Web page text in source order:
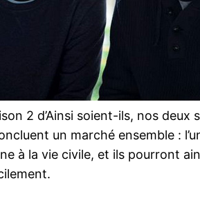
2 d’Ainsi soient-ils, nos deux
un marché ensemble :
à la vie civile, et ils pourront